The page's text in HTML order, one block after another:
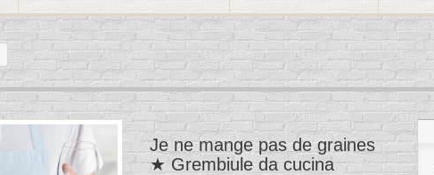
Je ne mange pas de graines
★ Grembiule da cucina